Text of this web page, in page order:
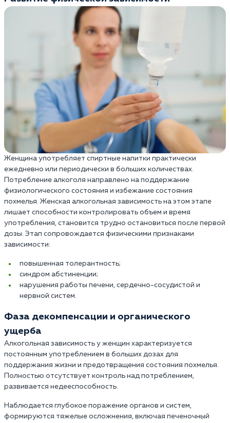
Женщина употребляет спиртные напитки практически
ежедневно или периодически в больших количествах.
Потребление алкоголя направлено на поддержание
физиологического состояния и избежание состояния
похмелья. Женская алкогольная зависимость на этом этапе
лишает способности контролировать объем и время
употребления, становится трудно остановиться после первой
дозы. Этап сопровождается физическими признаками
зависимости:
повышенная толерантность;
синдром абстиненции;
нарушения работы печени, сердечно-сосудистой и
нервной систем.
Фаза декомпенсации и органического
ущерба
Алкогольная зависимость у женщин характеризуется
постоянным употреблением в больших дозах для
поддержания жизни и предотвращения состояния похмелья.
Полностью отсутствует контроль над потреблением,
развивается недееспособность.
Наблюдается глубокое поражение органов и систем,
формируются тяжелые осложнения, включая печеночный